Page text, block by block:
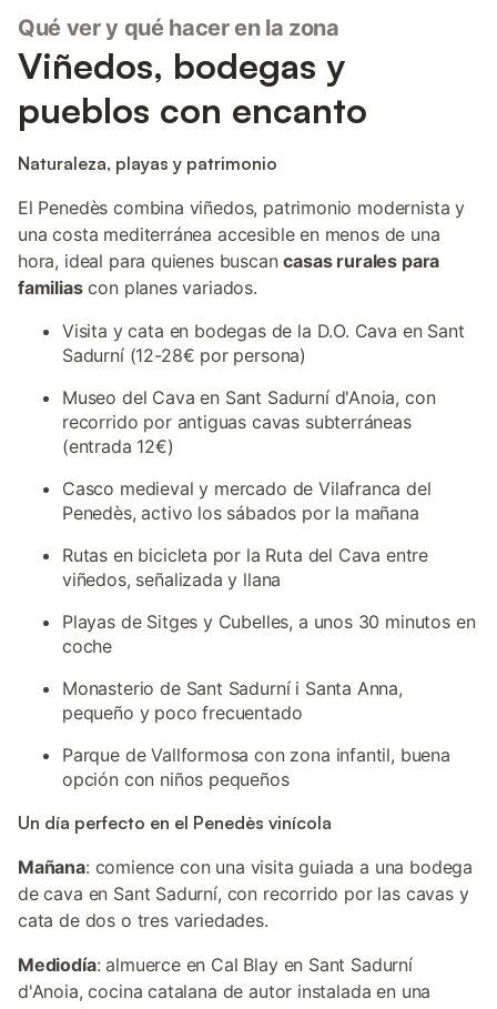
Qué ver y qué hacer en la zona
Viñedos, bodegas y
pueblos con encanto
Naturaleza, playas y patrimonio
El Penedès combina viñedos, patrimonio modernista y
una costa mediterránea accesible en menos de una
hora, ideal para quienes buscancasas rurales para
familiascon planes variados.
Visita y cata en bodegas de la D.O. Cava en Sant
Sadurní (12-28€ por persona)
Museo del Cava en Sant Sadurní d'Anoia, con
recorrido por antiguas cavas subterráneas
(entrada 12€)
Casco medieval y mercado de Vilafranca del
Penedès, activo los sábados por la mañana
Rutas en bicicleta por la Ruta del Cava entre
viñedos, señalizada y llana
Playas de Sitges y Cubelles, a unos 30 minutos en
coche
Monasterio de Sant Sadurní i Santa Anna,
pequeño y poco frecuentado
Parque de Vallformosa con zona infantil, buena
opción con niños pequeños
Un día perfecto en el Penedès vinícola
Mañana: comience con una visita guiada a una bodega
de cava en Sant Sadurní, con recorrido por las cavas y
cata de dos o tres variedades.
Mediodía: almuerce en Cal Blay en Sant Sadurní
d'Anoia, cocina catalana de autor instalada en una